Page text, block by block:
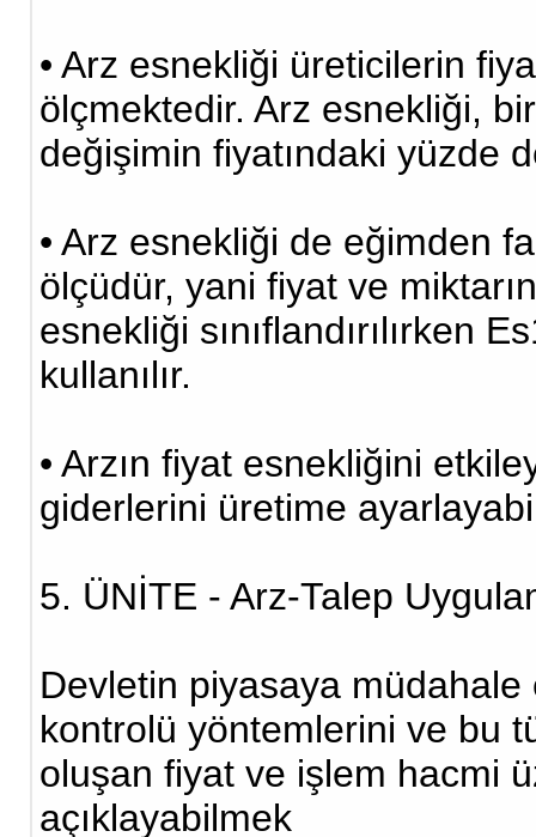
• Arz esnekliği üreticilerin
ölçmektedir. Arz esnekliği,
değişimin fiyatındaki yüzde
• Arz esnekliği de eğimden
ölçüdür, yani fiyat ve
esnekliği sınıflandırılırken
kullanılır.
• Arzın fiyat esnekliğini
giderlerini üretime
5. ÜNİTE - Arz-Talep
Devletin piyasaya müdahale
kontrolü yöntemlerini ve bu
oluşan fiyat ve işlem hacmi
açıklayabilmek